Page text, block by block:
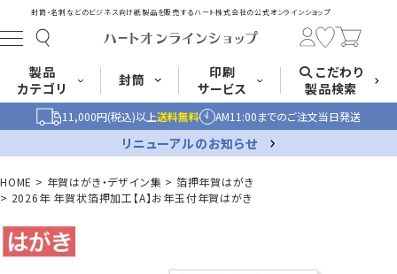
封筒・名刺などのビジネス向け紙製品を販売するハート株式会社の公式オンラインショップ
製品
カテゴリ
から探す
封筒
長形封筒 角形封筒 洋形封筒 その他
長3封筒
A4横3つ折
120×235
印刷
サービス
こだわり
製品検索
11,000円(税込)以上送料無料 AM11:00までのご注文当日発送
リニューアルのお知らせ
HOME 年賀はがき・デザイン集
箔押年賀はがき
2026年 年賀状箔押加工【A】お年玉付年賀はがき